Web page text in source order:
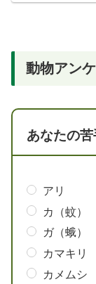
動物アン
あなたの
アリ
カ（蚊）
ガ（蛾）
カマキリ
カメムシ